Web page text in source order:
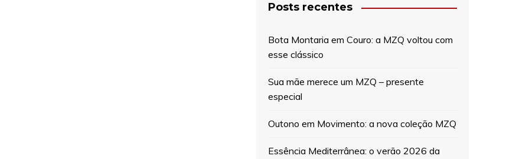
Posts recentes
Bota Montaria em Couro: a MZQ voltou com
esse clássico
Sua mãe merece um MZQ – presente
especial
Outono em Movimento: a nova coleção MZQ
Essência Mediterrânea: o verão 2026 da